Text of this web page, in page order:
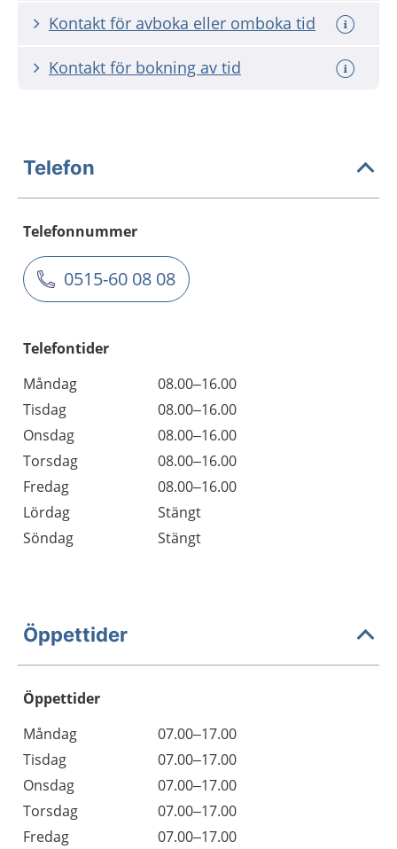
Kontakt för avboka eller omboka tid
Kontakt för bokning av tid
Telefon
Telefonnummer
0515-60 08 08
Telefontider
Måndag
08.00–16.00
Tisdag
08.00–16.00
Onsdag
08.00–16.00
Torsdag
08.00–16.00
Fredag
08.00–16.00
Lördag
Stängt
Söndag
Stängt
Öppettider
Öppettider
Dag
Öppettider
Kommentarer
Måndag
07.00–17.00
Tisdag
07.00–17.00
Onsdag
07.00–17.00
Torsdag
07.00–17.00
Fredag
07.00–17.00